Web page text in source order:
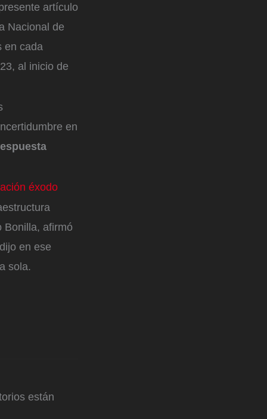
artículo
Nacional de
en cada
al inicio de
en
éxodo
Bonilla, afirmó
en ese
sola.
están